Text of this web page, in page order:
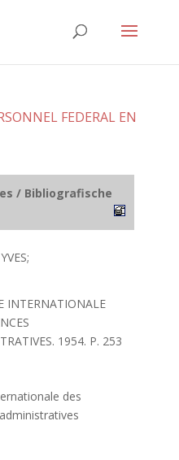
FEDERAL EN
/ Bibliografische
INTERNATIONALE
1954. P. 253
des